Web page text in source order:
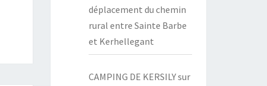
déplacement du chemin
rural entre Sainte Barbe
et Kerhellegant
CAMPING DE KERSILYsur